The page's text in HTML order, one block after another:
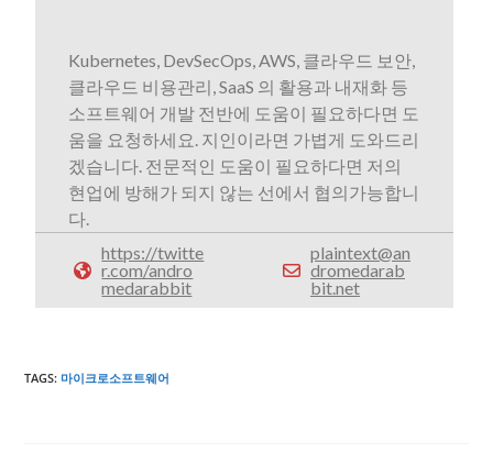
Kubernetes, DevSecOps, AWS, 클라우드 보안,
클라우드 비용관리, SaaS 의 활용과 내재화 등
소프트웨어 개발 전반에 도움이 필요하다면 도
움을 요청하세요. 지인이라면 가볍게 도와드리
겠습니다. 전문적인 도움이 필요하다면 저의
현업에 방해가 되지 않는 선에서 협의가능합니
다.
https://twitte
r.com/andro
medarabbit
plaintext@an
dromedarab
bit.net
TAGS: 마이크로소프트웨어